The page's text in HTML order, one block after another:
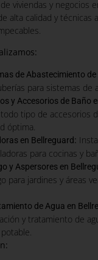
viviendas y negocios
alta calidad y técnicas
de Abastecimiento
para sistemas de
y Accesorios de Baño
tipo de accesorios
óptima.
en Bellreguard:
para cocinas y
y Aspersores en
para jardines y áreas
de Agua en
y tratamiento de